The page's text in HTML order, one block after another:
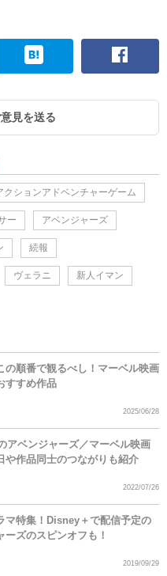
見を送る
クションアドベンチャーゲーム
ー アベンジャーズ
続報
ヴェラニ 新人イマン
の順番で観るべし！マーベル映画
すすめ作品
2025/06/28
アベンジャーズ／マーベル映画
や作品同士のつながりも紹介
2022/07/26
マ特集！Disney＋で配信予定の
ズのスピンオフも！
2019/09/29